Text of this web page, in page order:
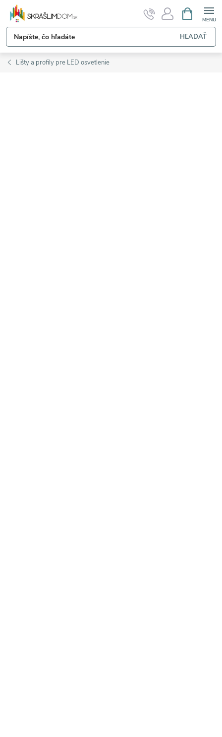
Prejsť
obsah
HĽADAŤ
KOŠÍK
Lišty a profily pre LED osvetlenie